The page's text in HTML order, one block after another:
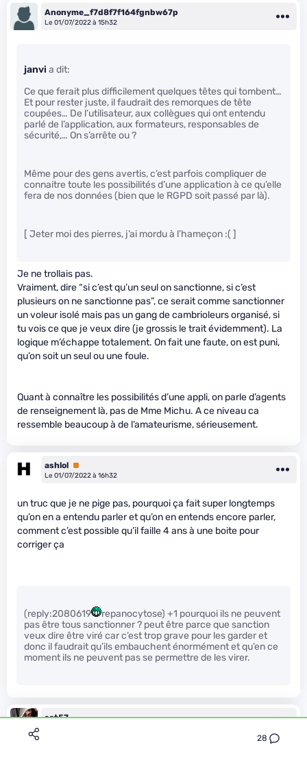
28
Anonyme_f7d8f7f164fgnbw67p
Le 01/07/2022 à 15h32
janvi a dit:
Ce que ferait plus difficilement quelques têtes qui tombent…
Et pour rester juste, il faudrait des remorques de tête
coupées… De l’utilisateur, aux collègues qui ont entendu
parlé de l’application, aux formateurs, responsables de
sécurité,… On s’arrête ou ?
Même pour des gens avertis, c’est parfois compliquer de
connaitre toute les possibilités d’une application à ce qu’elle
fera de nos données (bien que le RGPD soit passé par là).
[ Jeter moi des pierres, j’ai mordu à l’hameçon :( ]
Je ne trollais pas.
Vraiment, dire “si c’est qu’un seul on sanctionne, si c’est
plusieurs on ne sanctionne pas”, ce serait comme sanctionner
un voleur isolé mais pas un gang de cambrioleurs organisé, si
tu vois ce que je veux dire (je grossis le trait évidemment). La
logique m’échappe totalement. On fait une faute, on est puni,
qu’on soit un seul ou une foule.
Quant à connaître les possibilités d’une appli, on parle d’agents
de renseignement là, pas de Mme Michu. A ce niveau ca
ressemble beaucoup à de l’amateurisme, sérieusement.
ashlol Premium
Le 01/07/2022 à 16h32
un truc que je ne pige pas, pourquoi ça fait super longtemps
qu’on en a entendu parler et qu’on en entends encore parler,
comment c’est possible qu’il faille 4 ans à une boite pour
corriger ça
(reply:2080619
repanocytose) +1 pourquoi ils ne peuvent
pas être tous sanctionner ? peut être parce que sanction
veux dire être viré car c’est trop grave pour les garder et
donc il faudrait qu’ils embauchent énormément et qu’en ce
moment ils ne peuvent pas se permettre de les virer.
sat57